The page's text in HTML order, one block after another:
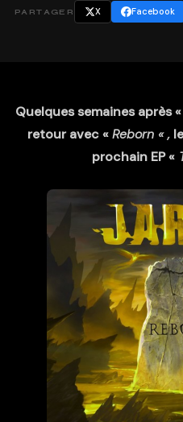
PARTAGER X Facebook
Quelques semaines après «
retour avec «Reborn « ,
prochain EP «